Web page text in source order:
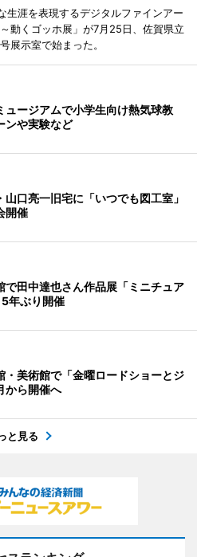
生涯を表現するデジタルファインアー
動くゴッホ展」が7月25日、佐賀県立
展示室で始まった。
ュージアムで小学生向け熱気球教
や実験など
山口亮一旧宅に「いつでも図工室」
開催
で田中達也さん作品展「ミニチュア
年ぶり開催
・美術館で「金曜ロードショーとジ
ら開催へ
と見る